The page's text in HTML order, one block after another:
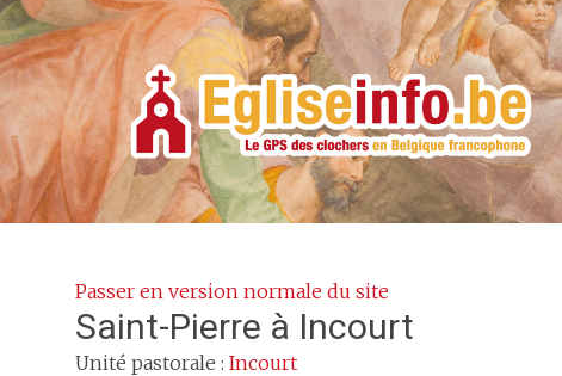
Passer en version normale du site
Saint-Pierre à Incourt
Unité pastorale : Incourt